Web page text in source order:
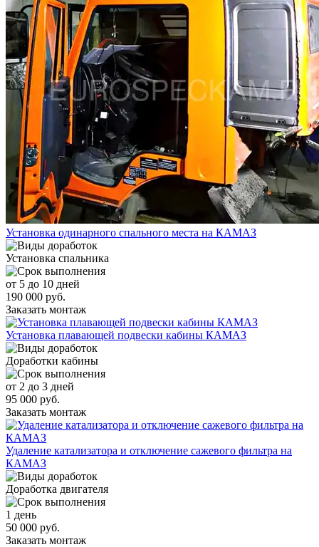
Установка одинарного спального места на КАМАЗ
Установка спальника
от 5 до 10 дней
190 000 руб.
Заказать монтаж
Установка плавающей подвески кабины КАМАЗ
Доработки кабины
от 2 до 3 дней
95 000 руб.
Заказать монтаж
Удаление катализатора и отключение сажевого фильтра на
КАМАЗ
Доработка двигателя
1 день
50 000 руб.
Заказать монтаж